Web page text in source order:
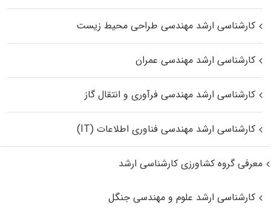
کارشناسی ارشد مهندسی طراحی محیط زیست
کارشناسی ارشد مهندسی عمران
کارشناسی ارشد مهندسی فرآوری و انتقال گاز
کارشناسی ارشد مهندسی فناوری اطلاعات (IT)
معرفی گروه کشاورزی کارشناسی ارشد
کارشناسی ارشد علوم و مهندسی جنگل